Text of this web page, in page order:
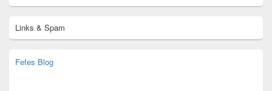
Links & Spam
Fefes Blog